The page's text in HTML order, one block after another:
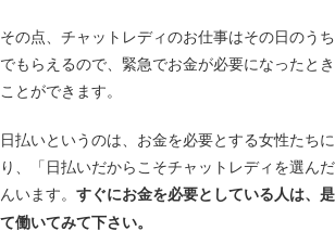
その点、チャットレディのお仕事はその日のう
でもらえるので、緊急でお金が必要になったと
ことができます。
日払いというのは、お金を必要とする女性たち
り、「日払いだからこそチャットレディを選ん
んいます。 すぐにお金を必要としている人は、
て働いてみて下さい。